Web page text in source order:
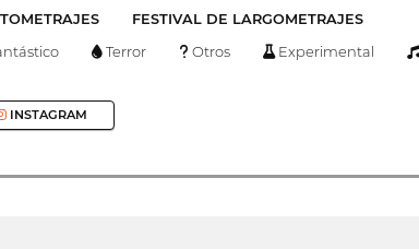
FESTIVAL DE LARGOMETRAJES
Terror Otros Experimental
INSTAGRAM